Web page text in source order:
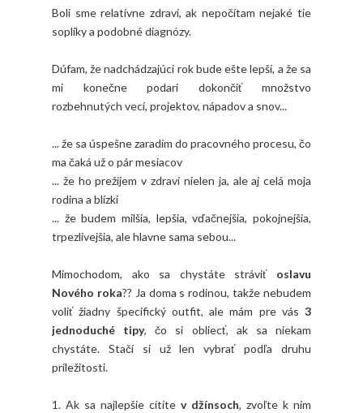
Boli sme relatívne zdraví, ak nepočítam nejaké tie
soplíky a podobné diagnózy.
Dúfam, že nadchádzajúci rok bude ešte lepší, a že sa
mi konečne podarí dokončiť množstvo
rozbehnutých vecí, projektov, nápadov a snov...
... že sa úspešne zaradím do pracovného procesu, čo
ma čaká už o pár mesiacov
... že ho prežijem v zdraví nielen ja, ale aj celá moja
rodina a blízki
... že budem milšia, lepšia, vďačnejšia, pokojnejšia,
trpezlivejšia, ale hlavne sama sebou...
Mimochodom, ako sa chystáte stráviť oslavu
Nového roka?? Ja doma s rodinou, takže nebudem
voliť žiadny špecifický outfit, ale mám pre vás 3
jednoduché tipy, čo si obliecť, ak sa niekam
chystáte. Stačí si už len vybrať podľa druhu
príležitosti.
1. Ak sa najlepšie cítite v džínsoch, zvoľte k nim